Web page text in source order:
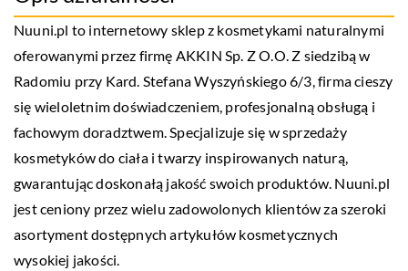
Nuuni.pl to internetowy sklep z kosmetykami naturalnymi
oferowanymi przez firmę AKKIN Sp. Z O.O. Z siedzibą w
Radomiu przy Kard. Stefana Wyszyńskiego 6/3, firma cieszy
się wieloletnim doświadczeniem, profesjonalną obsługą i
fachowym doradztwem. Specjalizuje się w sprzedaży
kosmetyków do ciała i twarzy inspirowanych naturą,
gwarantując doskonałą jakość swoich produktów. Nuuni.pl
jest ceniony przez wielu zadowolonych klientów za szeroki
asortyment dostępnych artykułów kosmetycznych
wysokiej jakości.